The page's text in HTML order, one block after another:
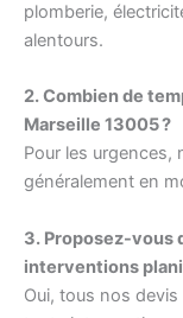
plomberie,
alentours.
2. Combien de
Marseille 13005 ?
Pour les urgences,
généralement en
3. Proposez-vous
interventions
Oui, tous nos